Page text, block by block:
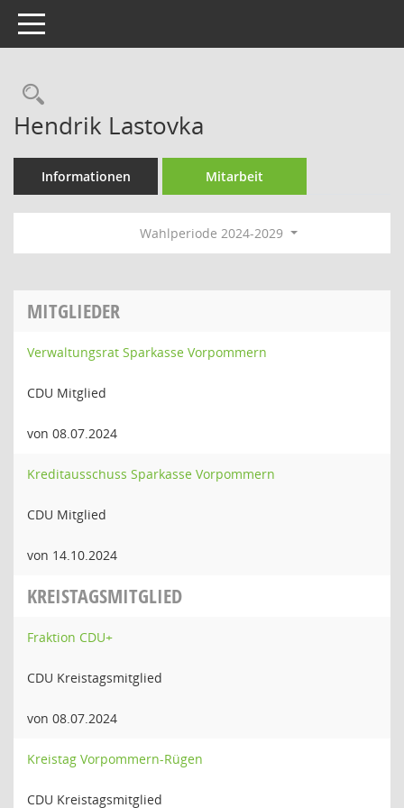
Toggle navigation
Rechercheauswahl
Hendrik Lastovka
Informationen Mitarbeit
Wahlperiode 2024-2029
MITGLIEDER
Verwaltungsrat Sparkasse Vorpommern
CDU Mitglied
von 08.07.2024
Kreditausschuss Sparkasse Vorpommern
CDU Mitglied
von 14.10.2024
KREISTAGSMITGLIED
Fraktion CDU+
CDU Kreistagsmitglied
von 08.07.2024
Kreistag Vorpommern-Rügen
CDU Kreistagsmitglied